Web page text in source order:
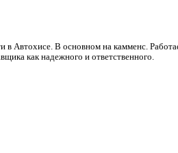
в Автохисе. В основном на камменс.
как надежного и ответственного.